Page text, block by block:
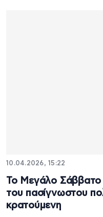
10.04.2026, 15:22
Το Μεγάλο
του πασίγνωστου
κρατούμενη